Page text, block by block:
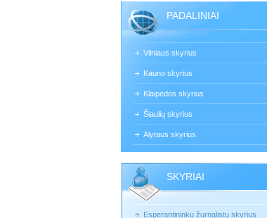
PADALINIAI
Vilniaus skyrius
Kauno skyrius
Klaipėdos skyrius
Šiaulių skyrius
Alytaus skyrius
SKYRIAI
Esperantininkų žurnalistų skyrius